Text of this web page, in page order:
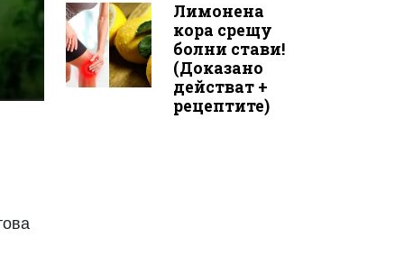
Лимонена
кора срещу
болни стави!
(Доказано
действат +
рецептите)